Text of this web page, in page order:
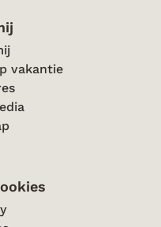
vakantie